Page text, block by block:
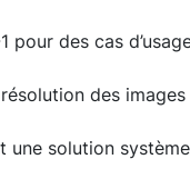
pour des cas
des
une solution